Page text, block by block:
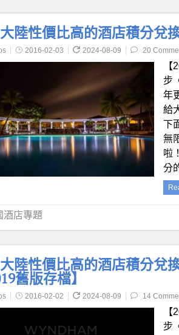
陸性價比高的酒店積分兌
2016-02-03 2024-08-09 20
步
年
給
下
無
啦
分
酒店專題
陸性價比高的酒店積分兌
舊版存檔】
2016-02-02 2024-08-09 14
步